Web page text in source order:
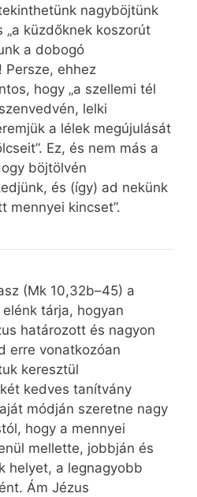
nagyböjtünk
küzdőknek koszorút
a dobogó
Persze, ehhez
hogy „a szellemi tél
lelki
a lélek megújulását
Ez, és nem más a
böjtölvén
és (így) ad nekünk
mennyei kincset”.
(Mk 10,32b–45) a
tárja, hogyan
határozott és nagyon
erre vonatkozóan
keresztül
kedves tanítvány
módján szeretne nagy
hogy a mennyei
mellette, jobbján és
helyet, a legnagyobb
Ám Jézus